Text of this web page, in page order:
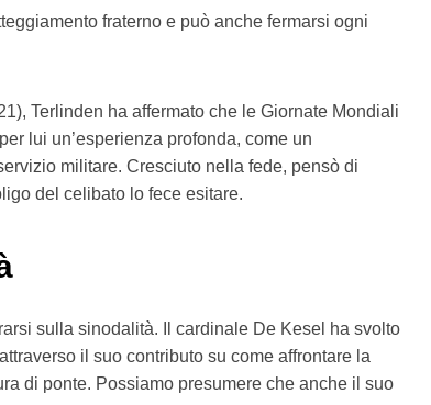
fraterno e può anche fermarsi ogni
Terlinden ha affermato che le Giornate Mondiali
lui un’esperienza profonda, come un
militare. Cresciuto nella fede, pensò di
del celibato lo fece esitare.
sulla sinodalità. Il cardinale De Kesel ha svolto
il suo contributo su come affrontare la
di ponte. Possiamo presumere che anche il suo